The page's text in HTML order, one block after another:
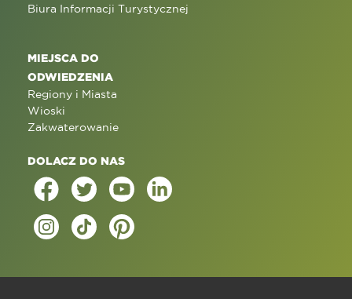
Biura Informacji Turystycznej
MIEJSCA DO
ODWIEDZENIA
Regiony i Miasta
Wioski
Zakwaterowanie
DOLACZ DO NAS